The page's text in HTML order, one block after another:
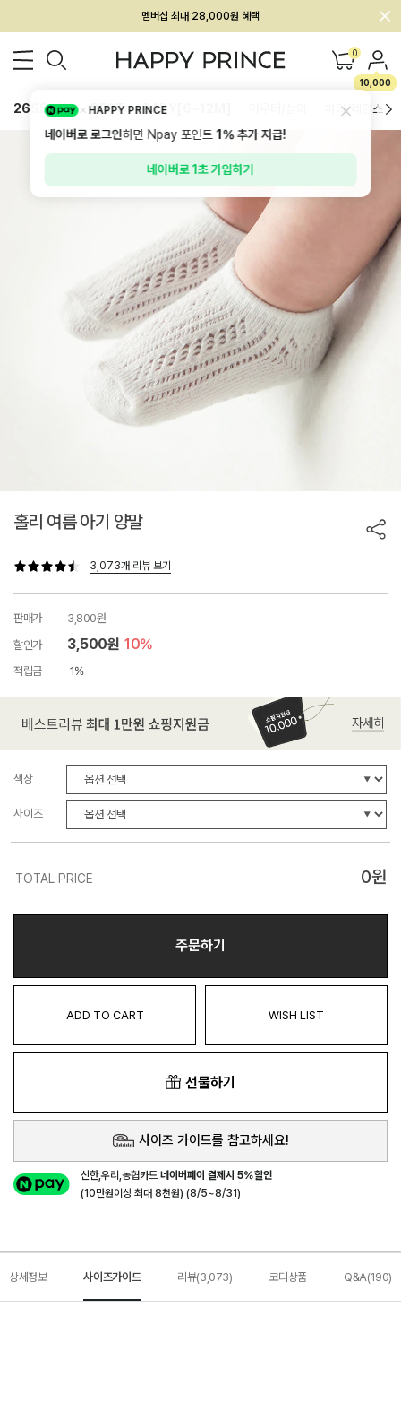
회원전용 아울렛, 가입하면 ~60% 할인!
멤버십 최대 28,000원 혜택 0
10,000
26SS 신상 BEST BABY[6~12M] 하의/레깅스
홀리 여름 아기 양말
3,073개 리뷰 보기
판매가
3,800원
할인가
3,500원 10%
적립금 1%
색상
사이즈
TOTAL PRICE 0원
주문하기
ADD TO CART WISH LIST
선물하기
사이즈 가이드를 참고하세요!
신한,우리,농협카드네이버페이 결제시 5%할인
(10만원이상 최대 8천원) (8/5~8/31)
상세정보 사이즈가이드 리뷰(3,073) 코디상품 Q&A(190)
HAPPY PRINCE
네이버로 로그인하면 Npay 포인트1%추가 지급!
네이버로 1초 가입하기